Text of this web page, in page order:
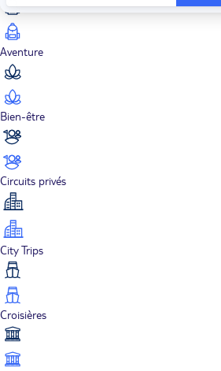
Aventure
Bien-être
Circuits privés
City Trips
Croisières